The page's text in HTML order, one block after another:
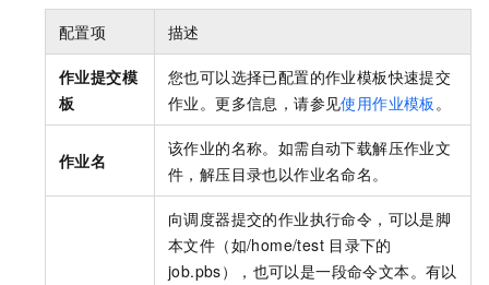
配置项 描述
作业提交模
板
您也可以选择已配置的作业模板快速提交
作业。更多信息，请参见使用作业模板 。
作业名
该作业的名称。如需自动下载解压作业文
件，解压目录也以作业名命名。
向调度器提交的作业执行命令，可以是脚
本文件（如/home/test 目录下的
job.pbs），也可以是一段命令文本。有以